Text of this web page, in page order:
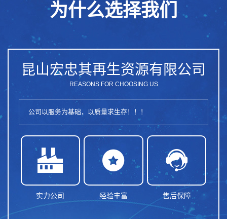
为什么选择我们
昆山宏忠其再生资源有限公司
REASONS FOR CHOOSING US
公司以服务为基础，以质量求生存！！！

实力公司

经验丰富

售后保障